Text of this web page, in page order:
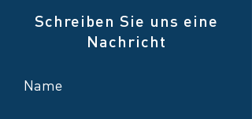
Schreiben Sie uns eine
Nachricht
Name